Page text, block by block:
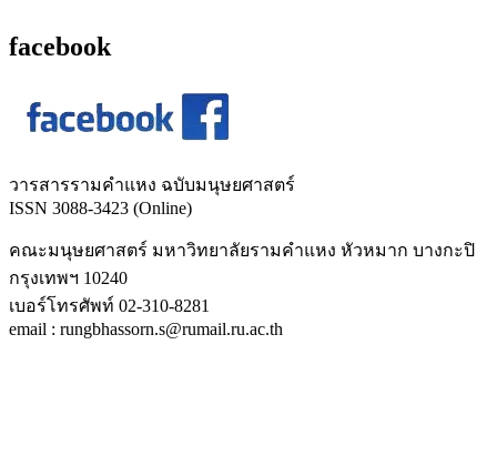
facebook
วารสารรามคำแหง ฉบับมนุษยศาสตร์
ISSN 3088-3423 (Online)
คณะมนุษยศาสตร์ มหาวิทยาลัยรามคำแหง หัวหมาก บางกะปิ
กรุงเทพฯ 10240
เบอร์โทรศัพท์ 02-310-8281
email : rungbhassorn.s@rumail.ru.ac.th